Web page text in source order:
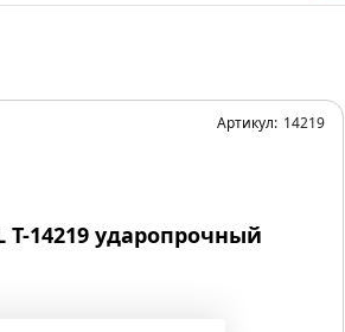
T-14219 ударопрочный
Артикул: 14219